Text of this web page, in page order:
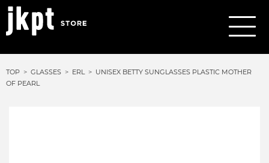
TOP GLASSES ERL
UNISEX BETTY SUNGLASSES PLASTIC MOTHER
OF PEARL